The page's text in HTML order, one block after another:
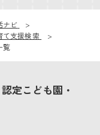
ナビ
て支援検索
覧
定こども園・